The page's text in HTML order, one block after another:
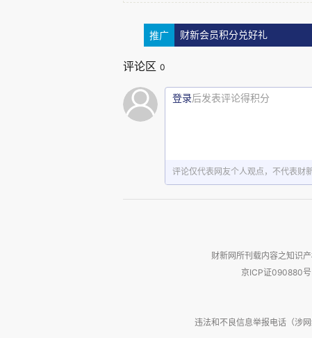
赖于海量训练数据及持续微调，
成文本、代码或多模态内容。然
可能学习到偏误模式或被植入
容。这些做法能够影响在线优化
研究表明，AI投毒在现实环
分严重。如此带来的风险不仅限
的认知与社会问题。被投毒的模
污染”。不同类型的投毒，已经
推广 财新会员积分兑好礼
评论区 0
登录后发表评论得积分
评论仅代表网友个人观点，不代表财
财新网所刊载内容之知识
京ICP证090880号
违法和不良信息举报电话（涉